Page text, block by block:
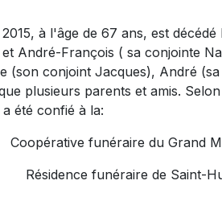
à l'âge de 67 ans, est
André-François ( sa conjointe
(son conjoint Jacques), André
plusieurs parents et amis.
été confié à la:
Coopérative funéraire du Grand
Résidence funéraire de Saint-